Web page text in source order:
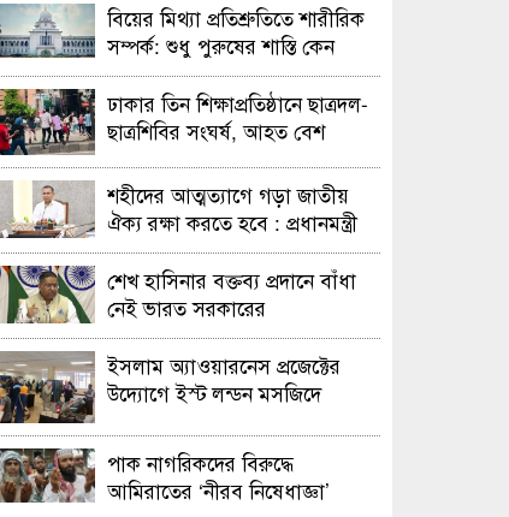
বিয়ের মিথ্যা প্রতিশ্রুতিতে শারীরিক
সম্পর্ক: শুধু পুরুষের শাস্তি কেন
অবৈধ নয় জানতে চেয়ে হাইকোর্টের
রুল
ঢাকার তিন শিক্ষাপ্রতিষ্ঠানে ছাত্রদল-
ছাত্রশিবির সংঘর্ষ, আহত বেশ
শহীদের আত্মত্যাগে গড়া জাতীয়
ঐক্য রক্ষা করতে হবে : প্রধানমন্ত্রী
শেখ হাসিনার বক্তব্য প্রদানে বাঁধা
নেই ভারত সরকারের
ইসলাম অ্যাওয়ারনেস প্রজেক্টের
উদ্যোগে ইস্ট লন্ডন মসজিদে
ও এক্সিবিশন
পাক নাগরিকদের বিরুদ্ধে
আমিরাতের ‘নীরব নিষেধাজ্ঞা’